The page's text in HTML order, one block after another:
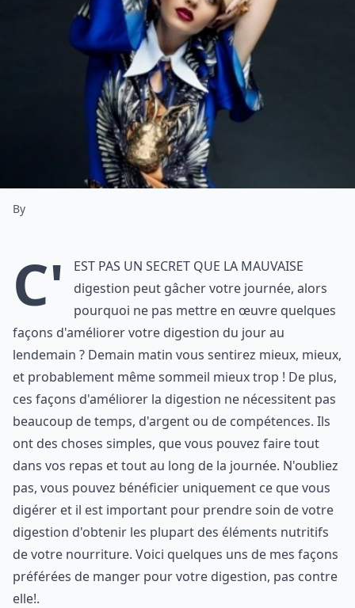
By
C'
est pas un secret que la mauvaise
digestion peut gâcher votre journée, alors
pourquoi ne pas mettre en œuvre quelques
façons d'améliorer votre digestion du jour au
lendemain ? Demain matin vous sentirez mieux, mieux,
et probablement même sommeil mieux trop ! De plus,
ces façons d'améliorer la digestion ne nécessitent pas
beaucoup de temps, d'argent ou de compétences. Ils
ont des choses simples, que vous pouvez faire tout
dans vos repas et tout au long de la journée. N'oubliez
pas, vous pouvez bénéficier uniquement ce que vous
digérer et il est important pour prendre soin de votre
digestion d'obtenir les plupart des éléments nutritifs
de votre nourriture. Voici quelques uns de mes façons
préférées de manger pour votre digestion, pas contre
elle!.